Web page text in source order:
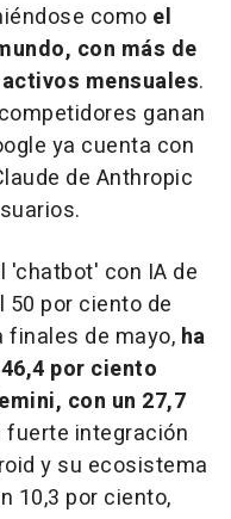
como el
con más de
mensuales.
ganan
ya cuenta con
de Anthropic
'chatbot' con IA de
50 por ciento de
finales de mayo, ha
por ciento
con un 27,7
fuerte integración
y su ecosistema
10,3 por ciento,